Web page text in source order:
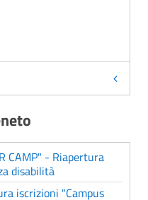
CAMP" - Riapertura
disabilità
iscrizioni "Campus